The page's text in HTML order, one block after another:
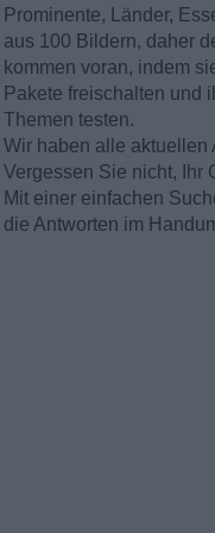
Prominente, Länder,
aus 100 Bildern, daher
kommen voran, indem
Pakete freischalten und
Themen testen.
Wir haben alle aktuellen
Vergessen Sie nicht, Ihr
Mit einer einfachen
die Antworten im